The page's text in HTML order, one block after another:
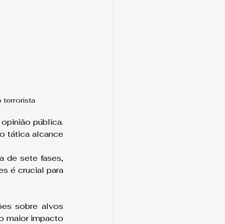
terrorista
pública.
tática alcance
de sete fases,
é crucial para
sobre alvos
maior impacto